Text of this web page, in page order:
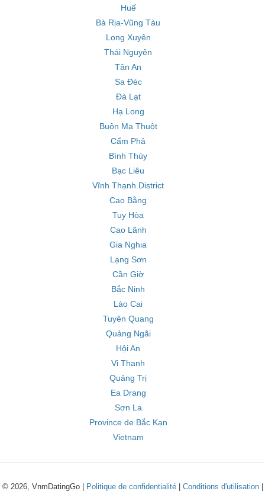
Huế
Bà Rịa-Vũng Tàu
Long Xuyên
Thái Nguyên
Tân An
Sa Đéc
Đà Lạt
Hạ Long
Buôn Ma Thuột
Cẩm Phả
Bình Thủy
Bạc Liêu
Vĩnh Thạnh District
Cao Bằng
Tuy Hòa
Cao Lãnh
Gia Nghia
Lạng Sơn
Cần Giờ
Bắc Ninh
Lào Cai
Tuyên Quang
Quảng Ngãi
Hội An
Vi Thanh
Quảng Trị
Ea Drang
Sơn La
Province de Bắc Kạn
Vietnam
© 2026, VnmDatingGo | Politique de confidentialité| Conditions d'utilisation|